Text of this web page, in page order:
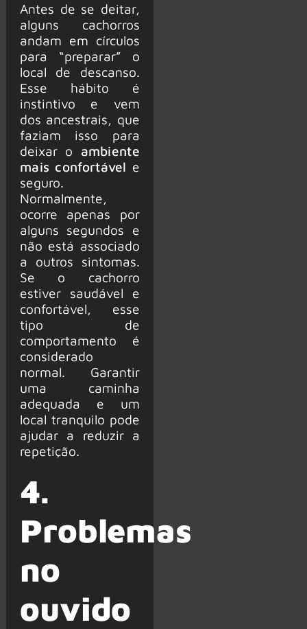
Antes de se deitar,
alguns cachorros
andam em círculos
para “preparar” o
local de descanso.
Esse hábito é
instintivo e vem
dos ancestrais, que
faziam isso para
deixar o ambiente
mais confortável e
seguro.
Normalmente,
ocorre apenas por
alguns segundos e
não está associado
a outros sintomas.
Se o cachorro
estiver saudável e
confortável, esse
tipo de
comportamento é
considerado
normal. Garantir
uma caminha
adequada e um
local tranquilo pode
ajudar a reduzir a
repetição.
4.
Problemas
no
ouvido